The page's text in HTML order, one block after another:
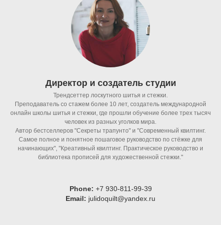
Директор и создатель студии
Трендсеттер лоскутного шитья и стежки.
Преподаватель со стажем более 10 лет, создатель международной
онлайн школы шитья и стежки, где прошли обучение более трех тысяч
человек из разных уголков мира.
Автор бестселлеров "Секреты трапунто" и "Современный квилтинг.
Самое полное и понятное пошаговое руководство по стёжке для
начинающих", "Креативный квилтинг. Практическое руководство и
библиотека прописей для художественной стежки."
Phone: +7 930-811-99-39
Email: julidoquilt@yandex.ru